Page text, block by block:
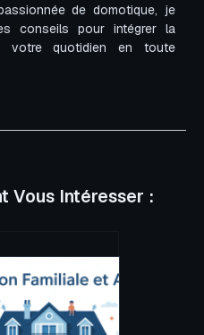
de domotique, je
conseils pour intégrer la
votre quotidien en toute
Vous Intéresser :